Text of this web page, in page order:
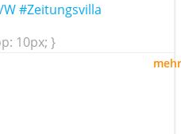
W#Zeitungsvilla
10px; }
mehr